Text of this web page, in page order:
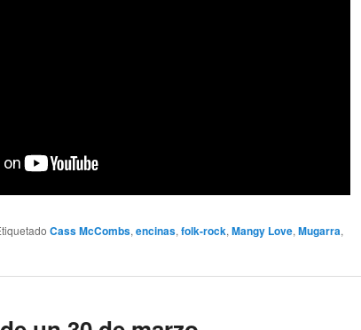
Cass McCombs, encinas, folk-rock, Mangy Love, Mugarra,